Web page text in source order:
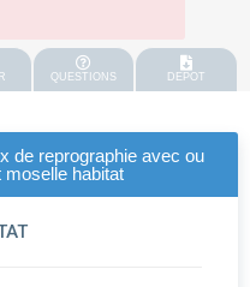
QUESTIONS DEPOT
de reprographie avec ou
habitat